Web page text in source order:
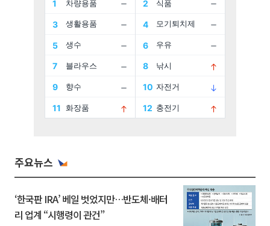
주요뉴스
‘한국판 IRA’ 베일 벗었지만…반도체·배터
리 업계 “시행령이 관건”